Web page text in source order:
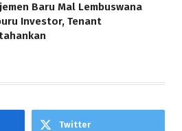
Baru Mal Lembuswana
Investor, Tenant
Twitter